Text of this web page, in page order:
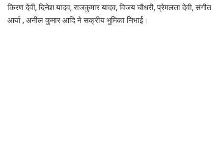
किरण देवी, दिनेश यादव, राजकुमार यादव, विजय चौधरी, प्रेमलता देवी, संगीत
आर्या , अनील कुमार आदि ने सक्रीय भुमिका निभाई।